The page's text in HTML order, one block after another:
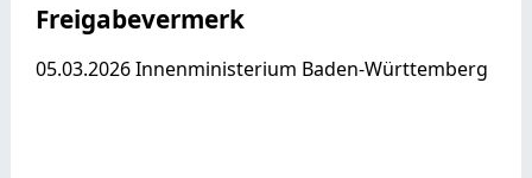
Freigabevermerk
05.03.2026Innenministerium Baden-Württemberg